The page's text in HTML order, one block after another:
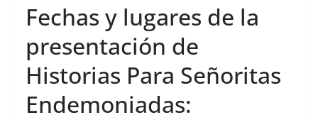
Fechas y lugares de la
presentación de
Historias Para Señoritas
Endemoniadas: